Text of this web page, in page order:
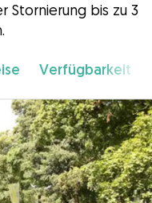
Stornierung bis zu 3
Verfügbarkeit